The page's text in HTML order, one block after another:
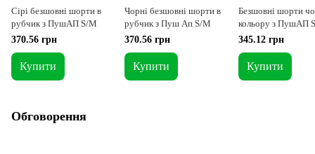
Сірі безшовні шорти в
рубчик з ПушАП S/M
370.56 грн
Купити
Чорні безшовні шорти в
рубчик з Пуш Ап S/M
370.56 грн
Купити
Безшовні шорти
кольору з ПушАП
345.12 грн
Купити
Обговорення